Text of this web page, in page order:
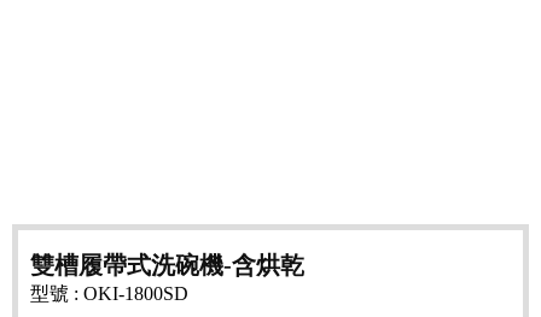
雙槽履帶式洗碗機-含烘乾
型號 : OKI-1800SD